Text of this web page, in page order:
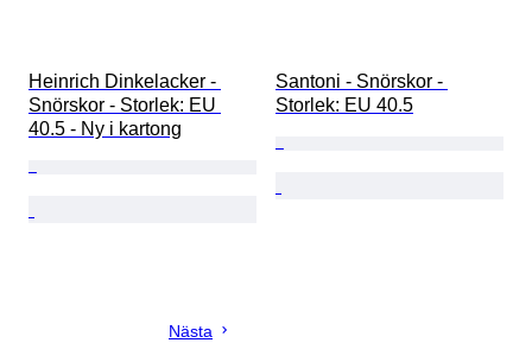
Heinrich Dinkelacker -
Snörskor - Storlek: EU
40.5 - Ny i kartong
Santoni - Snörskor -
Storlek: EU 40.5
Nästa